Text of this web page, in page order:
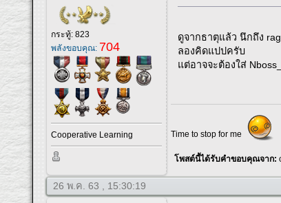
กระทู้: 823
พลังขอบคุณ: 704
Cooperative Learning
ดูจากธาตุแล้ว นึกถึง
ลองคิดแปปครับ
แต่อาจจะต้องใส่
Time to stop for me
โพสต์นี้ได้รับคำขอบคุณจาก:
26 พ.ค. 63 , 15:30:19